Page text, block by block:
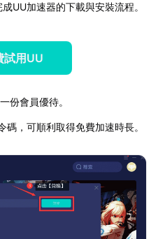
UU加速器的下載與安裝流程。
試用UU
份會員優待。
，可順利取得免費加速時長。